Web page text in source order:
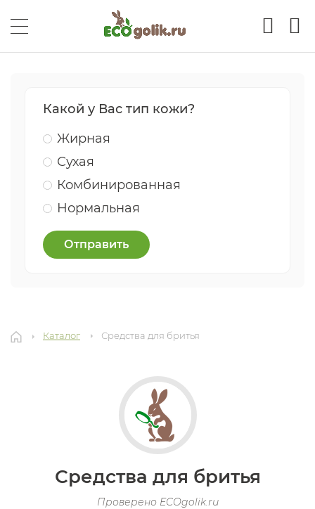
Какой у Вас тип кожи?
Жирная
Сухая
Комбинированная
Нормальная
Отправить
Каталог Средства для бритья
Средства для бритья
Проверено ECOgolik.ru